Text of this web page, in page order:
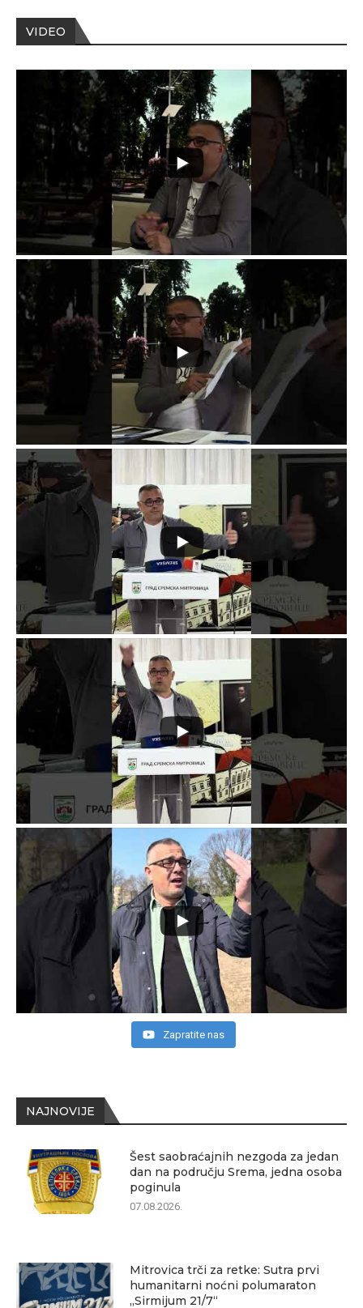
NAJNOVIJE
Šest saobraćajnih nezgoda za jedan
dan na području Srema, jedna osoba
poginula
07.08.2026.
Mitrovica trči za retke: Sutra prvi
humanitarni noćni polumaraton
„Sirmijum 21/7“
VIDEO
Zapratite nas